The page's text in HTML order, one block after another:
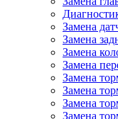
Замена
Замена
Замена
Замена
Замена
Замена
Замена
Замена